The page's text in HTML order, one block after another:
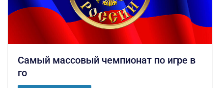
Самый массовый чемпионат по игре в
го